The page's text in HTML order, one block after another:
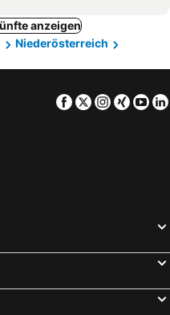
anzeigen
Niederösterreich
Facebook
TwitterXing